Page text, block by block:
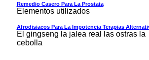
Remedio Casero Para La Prostata
Elementos utilizados
Afrodisiacos Para La Impotencia Terapias
El gingseng la jalea real las ostras la
cebolla